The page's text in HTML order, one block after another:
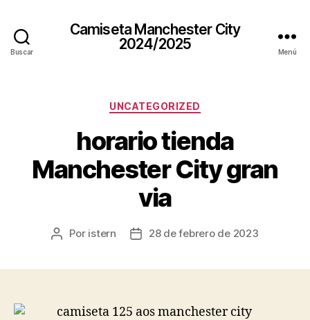
Buscar
Camiseta Manchester City
2024/2025
Menú
Categorías
UNCATEGORIZED
horario tienda
Manchester City gran
via
Autor
Por istern
Fecha28 de febrero de 2023